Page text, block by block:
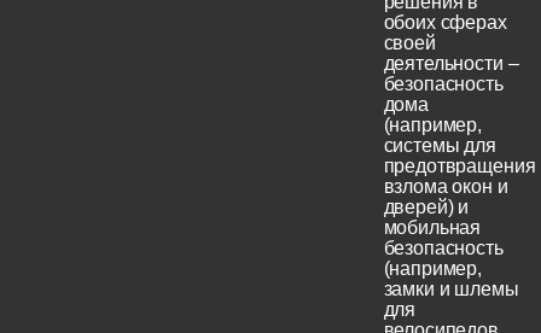
обоих сферах
своей
деятельности –
безопасность
дома
(например,
системы для
предотвращения
взлома окон и
дверей) и
мобильная
безопасность
(например,
замки и шлемы
для